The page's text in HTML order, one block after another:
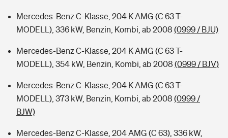
Mercedes-Benz C-Klasse, 204 K AMG (C 63 T-
MODELL), 336 kW, Benzin, Kombi, ab 2008 (0999 / BJU)
Mercedes-Benz C-Klasse, 204 K AMG (C 63 T-
MODELL), 354 kW, Benzin, Kombi, ab 2008 (0999 / BJV)
Mercedes-Benz C-Klasse, 204 K AMG (C 63 T-
MODELL), 373 kW, Benzin, Kombi, ab 2008 (0999 /
BJW)
Mercedes-Benz C-Klasse, 204 AMG (C 63), 336 kW,